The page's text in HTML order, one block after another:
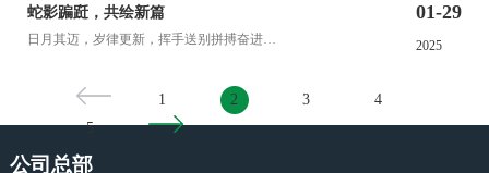
蛇影蹁跹，共绘新篇
日月其迈，岁律更新，挥手送别拼搏奋进的2024年
01-29
2025
1 2 3
4
5
公司总部